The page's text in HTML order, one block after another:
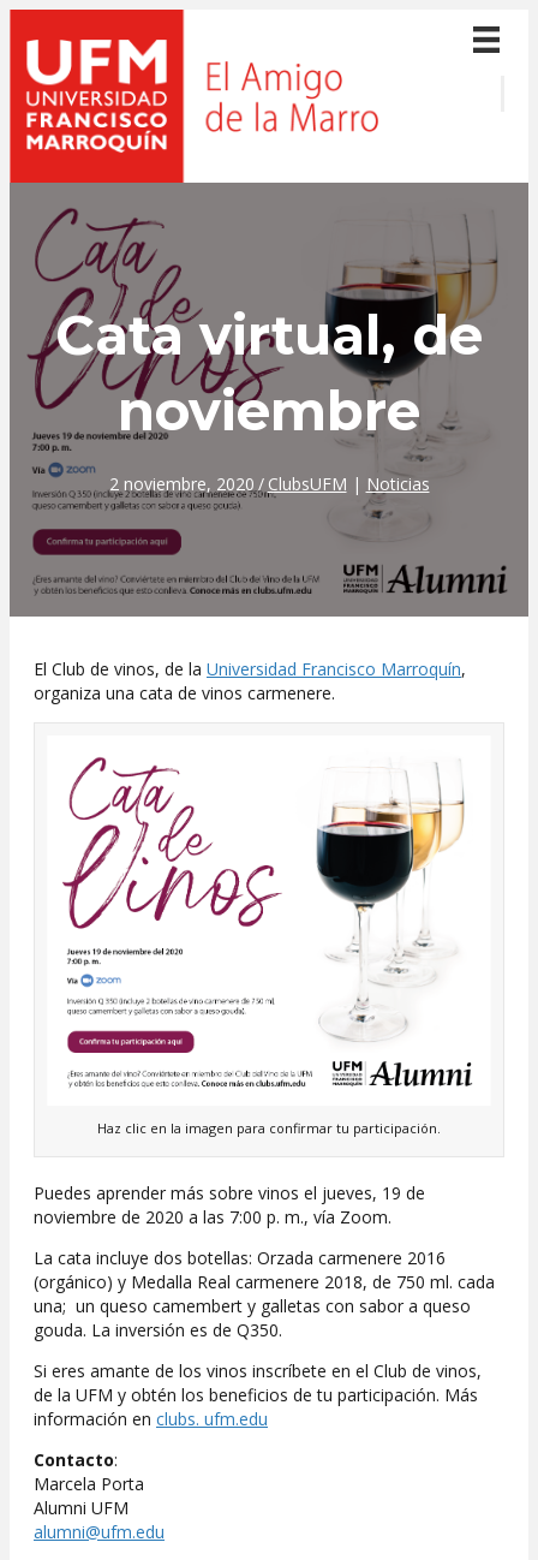
Cata virtual, de
noviembre
2 noviembre, 2020 / ClubsUFM | Noticias
El Club de vinos, de la Universidad Francisco Marroquín,
organiza una cata de vinos carmenere.
Haz clic en la imagen para confirmar tu participación.
Puedes aprender más sobre vinos el jueves, 19 de
noviembre de 2020 a las 7:00 p. m., vía Zoom.
La cata incluye dos botellas: Orzada carmenere 2016
(orgánico) y Medalla Real carmenere 2018, de 750 ml. cada
una; un queso camembert y galletas con sabor a queso
gouda. La inversión es de Q350.
Si eres amante de los vinos inscríbete en el Club de vinos,
de la UFM y obtén los beneficios de tu participación. Más
información en clubs. ufm.edu
Contacto:
Marcela Porta
Alumni UFM
alumni@ufm.edu